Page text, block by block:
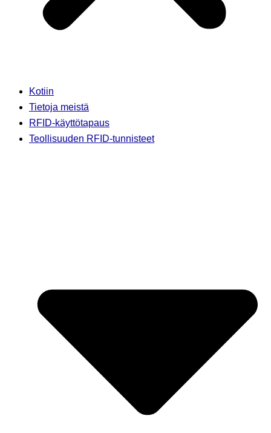
Kotiin
Tietoja meistä
RFID-käyttötapaus
Teollisuuden RFID-tunnisteet